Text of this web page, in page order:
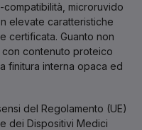
microruvido
elevate caratteristiche
certificata. Guanto non
con contenuto proteico
finitura interna opaca ed
del Regolamento (UE)
dei Dispositivi Medici